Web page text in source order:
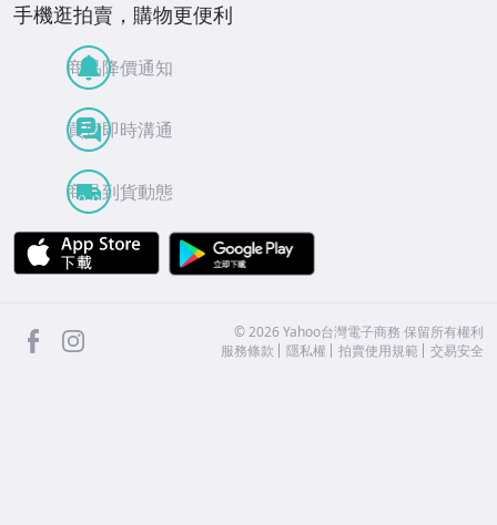
手機逛拍賣，購物更便利
商品降價通知
買賣即時溝通
商品到貨動態
APP Store
facebook ©2026 Yahoo台灣電子商務 保留所有權利
服務條款
隱私權 拍賣使用規範 交易安全